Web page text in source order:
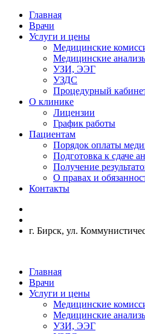
Главная
Врачи
Услуги и цены
Медицинские
Медицинские
УЗИ, ЭЭГ
УЗДС
Процедурный
О клинике
Лицензии
График работы
Пациентам
Порядок оплаты
Подготовка к сдаче
Получение
О правах и
Контакты
г. Бирск, ул.
Главная
Врачи
Услуги и цены
Медицинские
Медицинские
УЗИ, ЭЭГ